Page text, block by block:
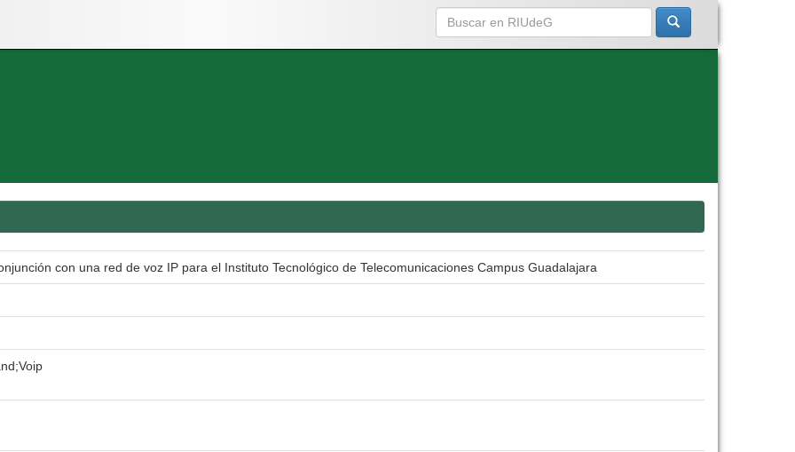
con una red de voz IP para el Instituto Tecnológico de Telecomunicaciones Campus Guadalajara